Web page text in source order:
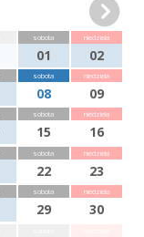
sobota
01
niedziela
02
sobota
08
niedziela
09
sobota
15
niedziela
16
sobota
22
niedziela
23
sobota
29
niedziela
30